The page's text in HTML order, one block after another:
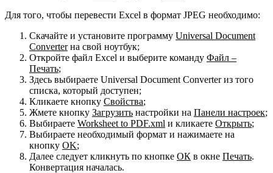
Для того, чтобы перевести Excel в формат JPEG необходимо:
Скачайте и установите программу Universal Document
Converterна свой ноутбук;
Откройте файл Excel и выберите команду Файл –
Печать;
Здесь выбираете Universal Document Converter из того
списка, который доступен;
Кликаете кнопку Свойства;
Жмете кнопку Загрузить настройки на Панели настроек;
Выбираете Worksheet to PDF.xml и кликаете Открыть;
Выбираете необходимый формат и нажимаете на
кнопку OK;
Далее следует кликнуть по кнопке ОК в окне Печать.
Конвертация началась.